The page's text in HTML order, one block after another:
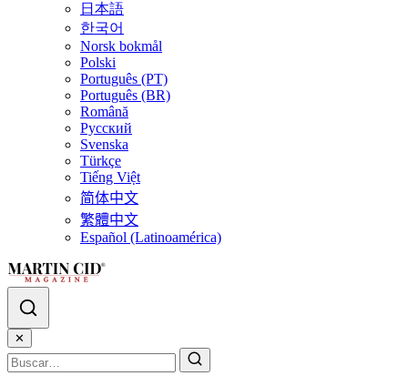
日本語
한국어
Norsk bokmål
Polski
Português (PT)
Português (BR)
Română
Русский
Svenska
Türkçe
Tiếng Việt
简体中文
繁體中文
Español (Latinoamérica)
✕